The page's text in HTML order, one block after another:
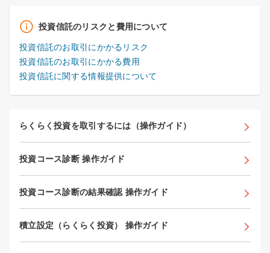
投資信託のリスクと費用について
投資信託のお取引にかかるリスク
投資信託のお取引にかかる費用
投資信託に関する情報提供について
らくらく投資を取引するには（操作ガイド）
投資コース診断 操作ガイド
投資コース診断の結果確認 操作ガイド
積立設定（らくらく投資） 操作ガイド